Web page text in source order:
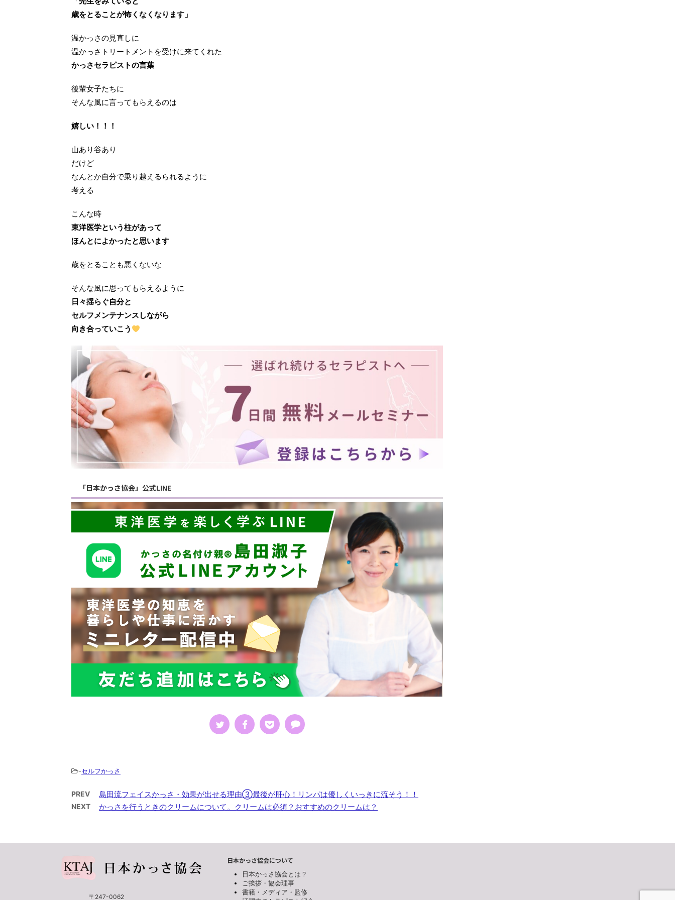
歳をとることが怖くなくなります」
温かっさの見直しに
温かっさトリートメントを受けに来てくれた
かっさセラピストの言葉
後輩女子たちに
そんな風に言ってもらえるのは
嬉しい！！！
山あり谷あり
だけど
なんとか自分で乗り越えるられるように
考える
こんな時
東洋医学という柱があって
ほんとによかったと思います
歳をとることも悪くないな
そんな風に思ってもらえるように
日々揺らぐ自分と
セルフメンテナンスしながら
向き合っていこう
「日本かっさ協会」公式LINE
-セルフかっさ
PREV 島田流フェイスかっさ・効果が出せる理由③最後が肝心！リンパは優しくいっきに流そう！！
NEXT かっさを行うときのクリームについて。クリームは必須？おすすめのクリームは？
日本かっさ協会について
日本かっさ協会とは？
ご挨拶・協会理事
書籍・メディア・監修
〒247-0062